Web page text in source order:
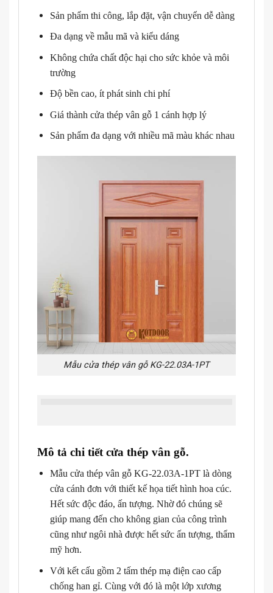
Sản phẩm thi công, lắp đặt, vận chuyển dễ dàng
Đa dạng về mẫu mã và kiểu dáng
Không chứa chất độc hại cho sức khỏe và môi
trường
Độ bền cao, ít phát sinh chi phí
Giá thành cửa thép vân gỗ 1 cánh hợp lý
Sản phẩm đa dạng với nhiều mã màu khác nhau
Mẫu cửa thép vân gỗ KG-22.03A-1PT
Mô tả chi tiết cửa thép vân gỗ.
Mẫu cửa thép vân gỗ KG-22.03A-1PT là dòng
cửa cánh đơn với thiết kế họa tiết hình hoa cúc.
Hết sức độc đáo, ấn tượng. Nhờ đó chúng sẽ
giúp mang đến cho không gian của công trình
cũng như ngôi nhà được hết sức ấn tượng, thẩm
mỹ hơn.
Với kết cấu gồm 2 tấm thép mạ điện cao cấp
chống han gỉ. Cùng với đó là một lớp xương